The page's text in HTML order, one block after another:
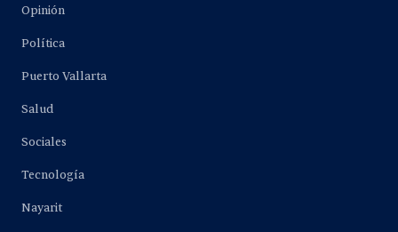
Opinión
Política
Puerto Vallarta
Salud
Sociales
Tecnología
Nayarit